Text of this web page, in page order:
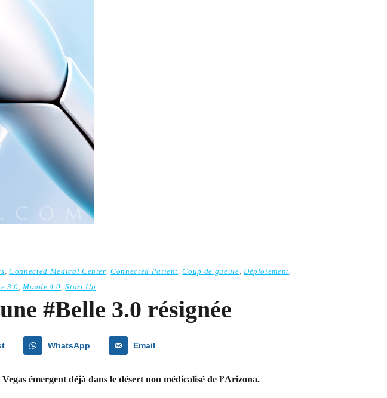
,Connected Medical Center,Connected Patient,Coup de gueule, Déploiement,
3.0,Monde 4.0,Start Up
#Belle 3.0 résignée
WhatsApp Email
émergent déjà dans le désert non médicalisé de l’Arizona.